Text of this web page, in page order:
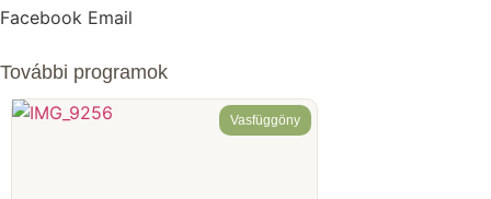
Facebook Email
További programok
Vasfüggöny